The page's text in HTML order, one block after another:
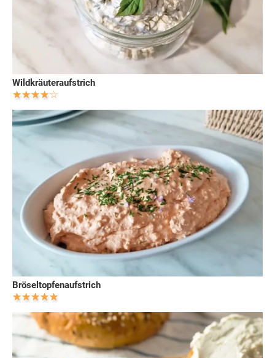
Wildkräuteraufstrich
Bröseltopfenaufstrich